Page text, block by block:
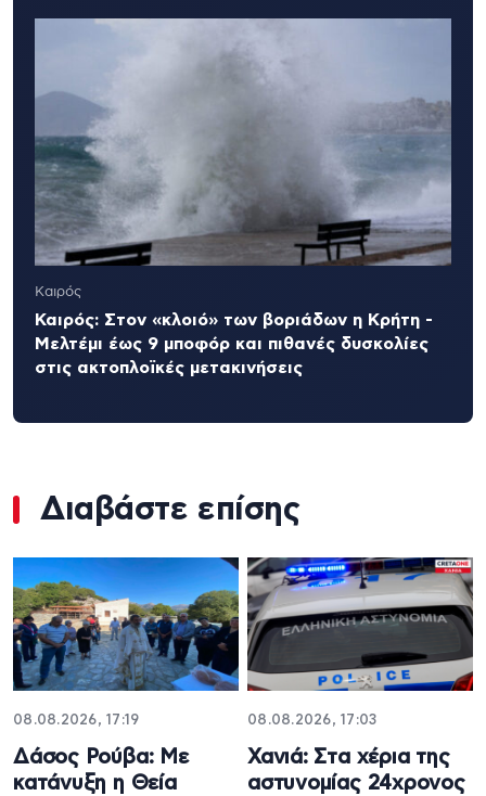
Καιρός
Καιρός: Στον «κλοιό» των βοριάδων η Κρήτη -
Μελτέμι έως 9 μποφόρ και πιθανές δυσκολίες
στις ακτοπλοϊκές μετακινήσεις
Διαβάστε επίσης
08.08.2026, 17:19
Δάσος Ρούβα: Με
κατάνυξη η Θεία
08.08.2026, 17:03
Χανιά: Στα χέρια της
αστυνομίας 24χρονος